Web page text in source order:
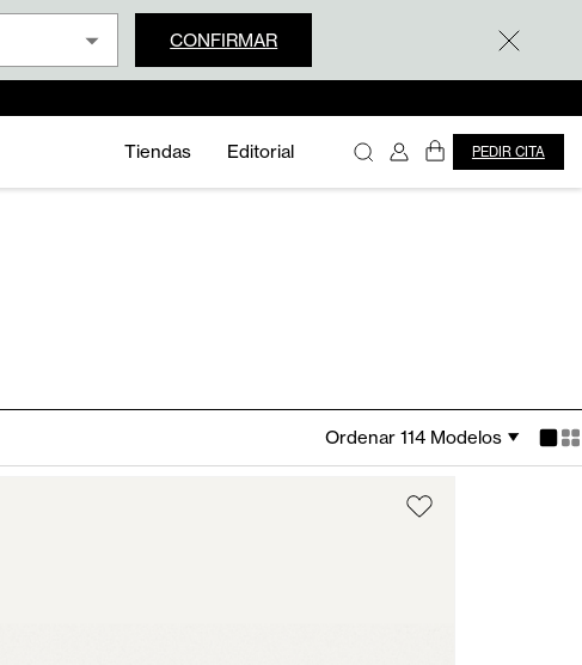
CONFIRMAR
Tiendas Editorial PEDIR CITA
Ordenar 114 Modelos